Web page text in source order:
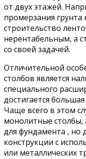
от двух этажей.
промерзания грунта
строительство
нерентабельным, а
со своей задачей.
Отличительной
столбов является
специального
достигается
Чаще всего в этом
монолитные столбы,
для фундамента , но
конструкции с
или металлических